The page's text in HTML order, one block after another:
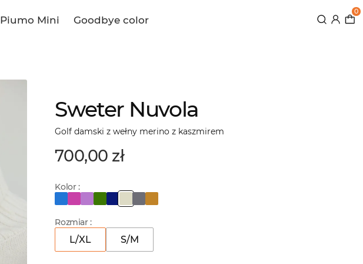
Piumo Mini Goodbye color
0
Sweter Nuvola
Golf damski z wełny merino z kaszmirem
700,00 zł
Kolor :
Rozmiar :
L/XL S/M